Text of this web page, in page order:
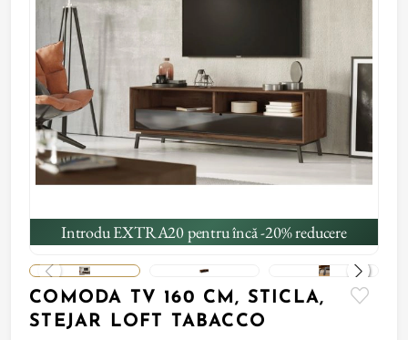
Introdu EXTRA20 pentru încă -20% reducere
COMODA TV 160 CM, STICLA,
STEJAR LOFT TABACCO